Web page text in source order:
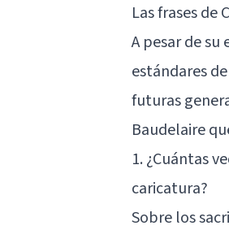
Las frases de
A pesar de
estándares
futuras
Baudelaire
1. ¿Cuántas
caricatura?
Sobre los